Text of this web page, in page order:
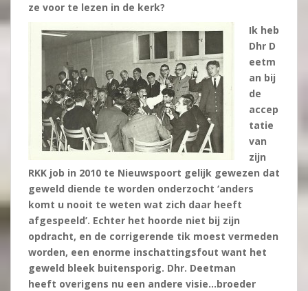
ze voor te lezen in de kerk?
Ik heb
Dhr D
eetm
an bij
de
accep
tatie
van
zijn
RKK job in 2010 te Nieuwspoort gelijk gewezen dat
geweld diende te worden onderzocht ‘anders
komt u nooit te weten wat zich daar heeft
afgespeeld’. Echter het hoorde niet bij zijn
opdracht, en de corrigerende tik moest vermeden
worden, een enorme inschattingsfout want het
geweld bleek buitensporig. Dhr. Deetman
heeft overigens nu een andere visie…broeder